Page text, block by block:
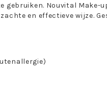
gebruiken. Nouvital Make-
en effectieve wijze.